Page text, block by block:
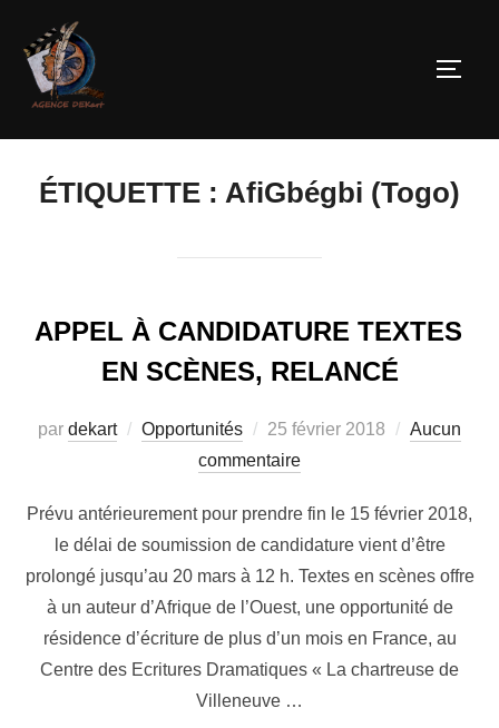
ÉTIQUETTE : AfiGbégbi (Togo)
APPEL À CANDIDATURE TEXTES
EN SCÈNES, RELANCÉ
par dekart Opportunités 25 février 2018
Aucun
commentaire
Prévu antérieurement pour prendre fin le 15 février 2018,
le délai de soumission de candidature vient d’être
prolongé jusqu’au 20 mars à 12 h. Textes en scènes offre
à un auteur d’Afrique de l’Ouest, une opportunité de
résidence d’écriture de plus d’un mois en France, au
Centre des Ecritures Dramatiques « La chartreuse de
Villeneuve …